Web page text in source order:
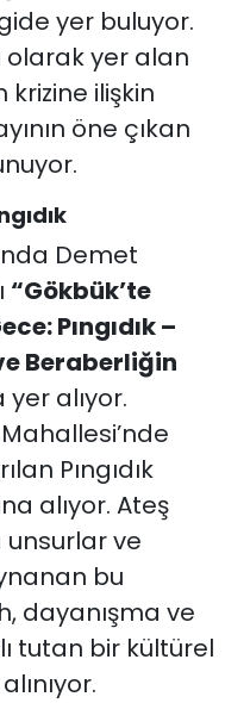
yer buluyor.
olarak yer alan
ilişkin
öne çıkan
Demet
“Gökbük’te
Pıngıdık –
Beraberliğin
yer alıyor.
Mahallesi’nde
Pıngıdık
alıyor. Ateş
ve
bu
dayanışma ve
tutan bir kültürel